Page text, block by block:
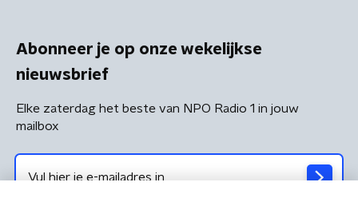
Abonneer je op onze wekelijkse
nieuwsbrief
Elke zaterdag het beste van NPO Radio 1 in jouw
mailbox